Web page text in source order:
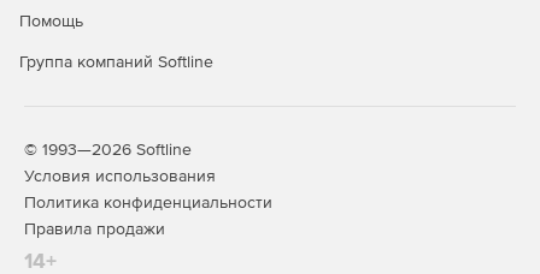
Помощь
Группа компаний Softline
© 1993—2026 Softline
Условия использования
Политика конфиденциальности
Правила продажи
14+